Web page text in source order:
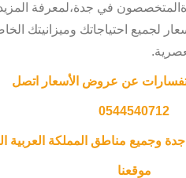
في جدة،لمعرفة
لجميع احتياجاتك وميزانيتك
عن عروض الأسعار اتصل
‎0544540712
وجميع مناطق المملكة العربية
موقعنا